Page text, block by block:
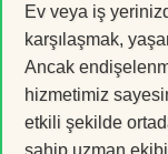
Ev veya iş
karşılaşmak,
Ancak
hizmetimiz
etkili şekilde
sahip uzman